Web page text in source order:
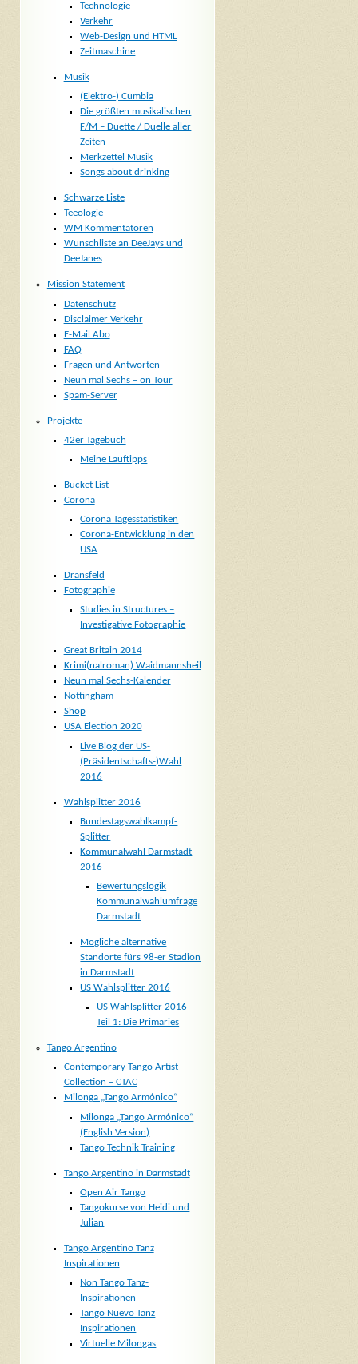
Technologie
Verkehr
Web-Design und HTML
Zeitmaschine
Musik
(Elektro-) Cumbia
Die größten musikalischen
F/M – Duette / Duelle aller
Zeiten
Merkzettel Musik
Songs about drinking
Schwarze Liste
Teeologie
WM Kommentatoren
Wunschliste an DeeJays und
DeeJanes
Mission Statement
Datenschutz
Disclaimer Verkehr
E-Mail Abo
FAQ
Fragen und Antworten
Neun mal Sechs – on Tour
Spam-Server
Projekte
42er Tagebuch
Meine Lauftipps
Bucket List
Corona
Corona Tagesstatistiken
Corona-Entwicklung in den
USA
Dransfeld
Fotographie
Studies in Structures –
Investigative Fotographie
Great Britain 2014
Krimi(nalroman) Waidmannsheil
Neun mal Sechs-Kalender
Nottingham
Shop
USA Election 2020
Live Blog der US-
(Präsidentschafts-)Wahl
2016
Wahlsplitter 2016
Bundestagswahlkampf-
Splitter
Kommunalwahl Darmstadt
2016
Bewertungslogik
Kommunalwahlumfrage
Darmstadt
Mögliche alternative
Standorte fürs 98-er Stadion
in Darmstadt
US Wahlsplitter 2016
US Wahlsplitter 2016 –
Teil 1: Die Primaries
Tango Argentino
Contemporary Tango Artist
Collection – CTAC
Milonga „Tango Armónico“
Milonga „Tango Armónico“
(English Version)
Tango Technik Training
Tango Argentino in Darmstadt
Open Air Tango
Tangokurse von Heidi und
Julian
Tango Argentino Tanz
Inspirationen
Non Tango Tanz-
Inspirationen
Tango Nuevo Tanz
Inspirationen
Virtuelle Milongas